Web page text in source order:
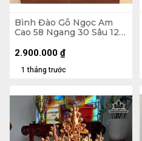
Bình Đào Gỗ Ngọc Am
Cao 58 Ngang 30 Sâu 12
1 tháng trước
2.900.000 ₫